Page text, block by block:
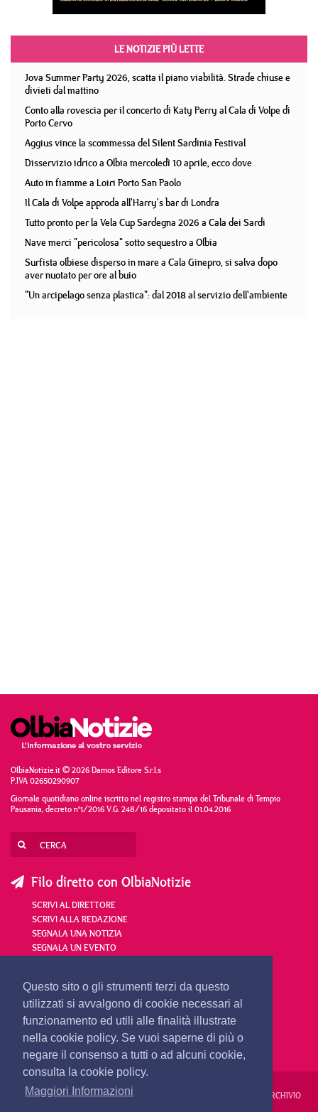
Questo sito o gli strumenti terzi da questo
utilizzati si avvalgono di cookie necessari al
funzionamento ed utili alle finalità illustrate
nella cookie policy. Se vuoi saperne di più o
negare il consenso a tutti o ad alcuni cookie,
consulta la cookie policy.
Maggiori Informazioni
LE NOTIZIE PIÙ LETTE
Jova Summer Party 2026, scatta il piano viabilità. Strade chiuse e
divieti dal mattino
Conto alla rovescia per il concerto di Katy Perry al Cala di Volpe di
Porto Cervo
Aggius vince la scommessa del Silent Sardinia Festival
Disservizio idrico a Olbia mercoledì 10 aprile, ecco dove
Auto in fiamme a Loiri Porto San Paolo
Il Cala di Volpe approda all'Harry's bar di Londra
Tutto pronto per la Vela Cup Sardegna 2026 a Cala dei Sardi
Nave merci "pericolosa" sotto sequestro a Olbia
Surfista olbiese disperso in mare a Cala Ginepro, si salva dopo
aver nuotato per ore al buio
"Un arcipelago senza plastica": dal 2018 al servizio dell'ambiente
OlbiaNotizie.it © 2026 Damos Editore S.r.l.s
P.IVA 02650290907
Giornale quotidiano online iscritto nel registro stampa del Tribunale di Tempio
Pausania, decreto n°1/2016 V.G. 248/16 depositato il 01.04.2016
Filo diretto con OlbiaNotizie
SCRIVI AL DIRETTORE
SCRIVI ALLA REDAZIONE
SEGNALA UNA NOTIZIA
SEGNALA UN EVENTO
redazione@olbianotizie.it
REDAZIONE PUBBLICITÀ PRIVACY E COOKIES ARCHIVIO